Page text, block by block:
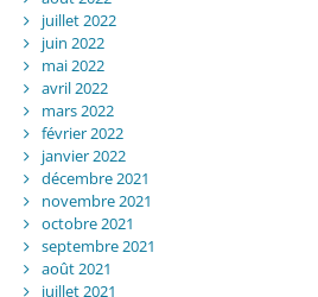
juillet 2022
juin 2022
mai 2022
avril 2022
mars 2022
février 2022
janvier 2022
décembre 2021
novembre 2021
octobre 2021
septembre 2021
août 2021
juillet 2021